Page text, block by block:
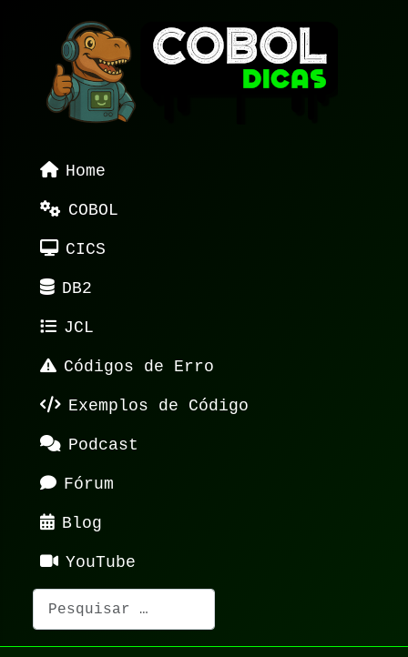
Home
COBOL
CICS
DB2
JCL
Códigos de Erro
Exemplos de Código
Podcast
Fórum
Blog
YouTube
Pesquisar